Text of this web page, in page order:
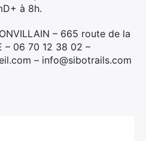
à 8h.
– 665 route de la
– 06 70 12 38 02 –
– info@sibotrails.com